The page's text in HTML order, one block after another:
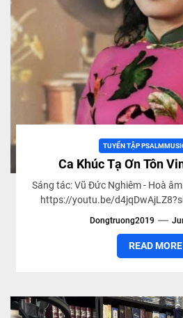
TUYỂN TẬP
Ca Khúc Tạ Ơn Tôn
Sáng tác: Vũ Đức Nghiêm - Hoà
https://youtu.be/
Dongtruong2019
READ MORE